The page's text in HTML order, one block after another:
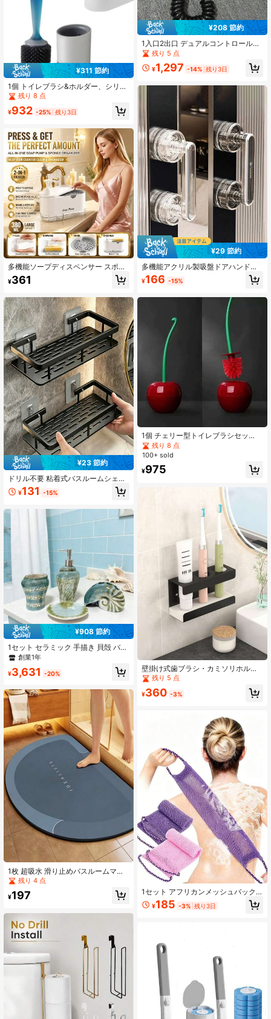
¥311 節約
1個 トイレブラシ&ホルダー、シリコ
ン製トイレブラシ&洗浄液、柔らかい
毛のトイレブラシ、全方位対応トイ
レクリーニングブラシ、洗浄液噴霧
壁掛け式または自立式設置、ドリル
は不要(バスルームトイレ用)
残り 8 点
¥932 -25% 残り3日
多機能ソープディスペンサー スポン
ジホルダー付き - デスクトップ収
納、漏れ防止ポンプヘッド、電池不
オーガナイザー - クリスマス/ハロウ
ィンギフトに最適 (ブラック/ブルー
カラー)
¥361
¥23 節約
ドリル不要 粘着式バスルームシェル
フ、洗面用具を収納可能、ミニマリ
ストシャワーコーナーラック、賃貸
スルームシャンプーの完璧な収納、
バスルーム装飾アクセサリーシェル
フ
¥131 -15%
¥908 節約
1セット セラミック 手描き 貝殻 バス
ルームアクセサリー、ローションボ
ップ1個、石鹸置き1個、オーシャン/
適しています
創業1年
¥3,631 -20%
1枚 超吸水 滑り止めバスルームマッ
ト、柔らかい吸水速乾シリコン素材
製、厚手設計、リビング、キッチ
ン、廊下、バスルーム、ベッドサイ
最適
残り 4 点
¥197
¥208 節約
1入口2出口 デュアルコントロールバ
ルブ、ビデースプレー、ビデースプ
レー、トイレビデースプレー、トイ
レフラッシュバルブ、トイレスプレ
デースプレー トイレスプレー
残り 5 点
¥1,297 -14% 残り3日
¥29 節約
多機能アクリル製吸盤ドアハンドル
強力真空 ガラス風 家具用プル キャ
ビネット・ギャレー・バスルームド
ホーム・寮・バスルーム・ルーム用
インテリア装飾アクセサリー ドアハ
ードウェア 金属金具
¥166 -15%
1個 チェリー型トイレブラシセッ
ト、グリーンハンドル レッドブラ
シ、耐久性のあるプラスチック素
ナブルなバスルームクリーニング必
需品、トイレアクセサリー、バスル
ームセット、バスルームデコレーシ
ョン用バスルームアクセサリー、バ
スルーム、ホームデコレーション、
オーガナイザー、トイレ
残り 8 点
100+ sold
¥975
壁掛け式歯ブラシ・カミソリホルダ
ー 排水機能付き - ブラック バスルー
ム収納ラック、電動歯ブラシ、歯磨
き粉、シェービング用品に適してい
残り 5 点
¥360 -3%
1セット アフリカンメッシュバック
スクラバーバスセット、両面デザイ
ンでソフトで強力な角質除去効果、
ラップデザイン、ルファバスマッ
ト、日常使用で滑らかで洗練された
肌に; アフリカンロングメッシュバッ
クスクラバーバスタオルセット、両
面で優しく深い角質除去、効率的に
全身の肌を洗浄、バスルーム専用バ
ックスクラビングツール
¥185 -3% 残り3日